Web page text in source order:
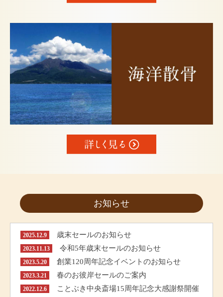
お知らせ
2025.12.9 歳末セールのお知らせ
2023.11.13 令和5年歳末セールのお知らせ
2023.5.20 創業120周年記念イベントのお知らせ
2023.3.21 春のお彼岸セールのご案内
2022.12.6 ことぶき中央斎場15周年記念大感謝祭開催